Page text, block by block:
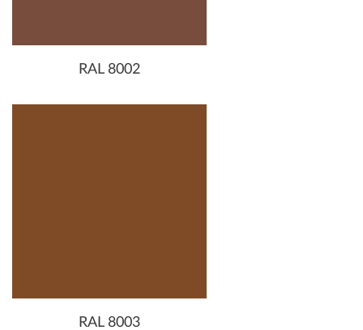
RAL 8002
RAL 8003